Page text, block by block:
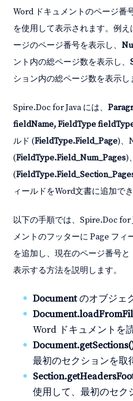
Word ドキュメントのページ番
を使用して表示されます。例え
ージのページ番号を表示し、
ント内の総ページ数を表示し、
ション内の総ページ数を表示し
Spire.Doc for Java には、
fieldName, FieldType
ルド (FieldType.Field_Page)、
(FieldType.Field_Num_Pages)
(
ィールドをWord文書に追加でき
以下の手順では、Spire.Doc for
メントのフッターに Page フィ
を追加し、現在のページ番号
表示する方法を説明します。
Documentのオブジェ
Word ドキュメントを
最初のセクションを取
使用して、最初のセク